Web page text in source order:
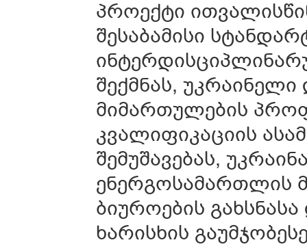
პროექტი
შესაბამისი
შექმნას,
მიმართულების
კვალიფიკაციის
შემუშავებას,
ენერგოსამართლის
ბიუროების
ხარისხის